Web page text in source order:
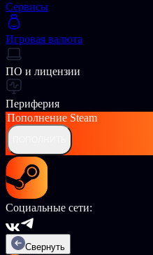
Сервисы
Игровая валюта
ПО и лицензии
Периферия
Пополнение Steam
Социальные сети:
Свернуть